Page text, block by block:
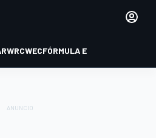
WRCWECFÓRMULA E